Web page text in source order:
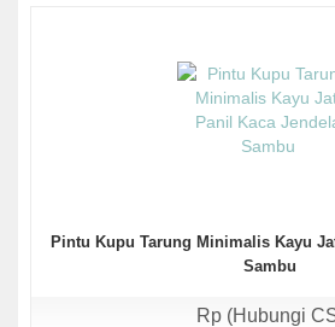
Pintu Kupu Tarung Minimalis Kayu
Sambu
Rp (Hubungi